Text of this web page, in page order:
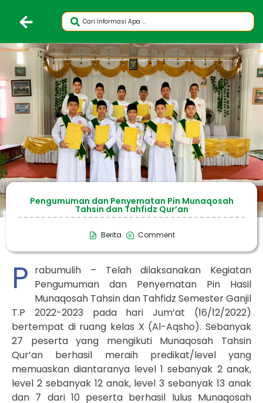
Pengumuman dan Penyematan Pin Munaqosah
Tahsin dan Tahfidz Qur’an
Berita Comment
P rabumulih – Telah dilaksanakan Kegiatan
Pengumuman dan Penyematan Pin Hasil
Munaqosah Tahsin dan Tahfidz Semester Ganjil
T.P 2022-2023 pada hari Jum’at (16/12/2022)
bertempat di ruang kelas X (Al-Aqsho). Sebanyak
27 peserta yang mengikuti Munaqosah Tahsin
Qur’an berhasil meraih predikat/level yang
memuaskan diantaranya level 1 sebanyak 2 anak,
level 2 sebanyak 12 anak, level 3 sebanyak 13 anak
dan 7 dari 10 peserta berhasil lulus Munaqosah